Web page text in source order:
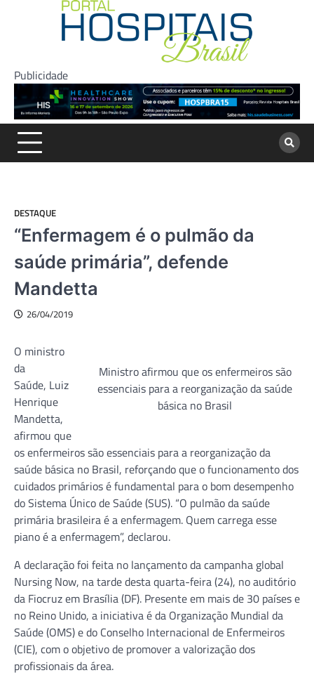
Publicidade
DESTAQUE
“Enfermagem é o pulmão da
saúde primária”, defende
Mandetta
26/04/2019
Ministro afirmou que os enfermeiros são
essenciais para a reorganização da saúde
básica no Brasil
O ministro
da
Saúde, Luiz
Henrique
Mandetta,
afirmou que
os enfermeiros são essenciais para a reorganização da
saúde básica no Brasil, reforçando que o funcionamento dos
cuidados primários é fundamental para o bom desempenho
do Sistema Único de Saúde (SUS). “O pulmão da saúde
primária brasileira é a enfermagem. Quem carrega esse
piano é a enfermagem”, declarou.
A declaração foi feita no lançamento da campanha global
Nursing Now, na tarde desta quarta-feira (24), no auditório
da Fiocruz em Brasília (DF). Presente em mais de 30 países e
no Reino Unido, a iniciativa é da Organização Mundial da
Saúde (OMS) e do Conselho Internacional de Enfermeiros
(CIE), com o objetivo de promover a valorização dos
profissionais da área.